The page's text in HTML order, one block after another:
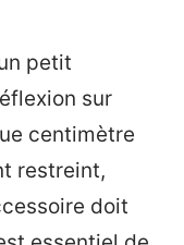
petit
sur
centimètre
restreint,
doit